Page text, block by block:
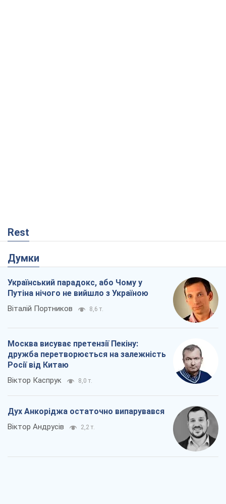
Rest
Думки
Український парадокс, або Чому у
Путіна нічого не вийшло з Україною
Віталій Портников 8,6 т.
Москва висуває претензії Пекіну:
дружба перетворюється на залежність
Росії від Китаю
Віктор Каспрук 8,0 т.
Дух Анкоріджа остаточно випарувався
Віктор Андрусів 2,2 т.